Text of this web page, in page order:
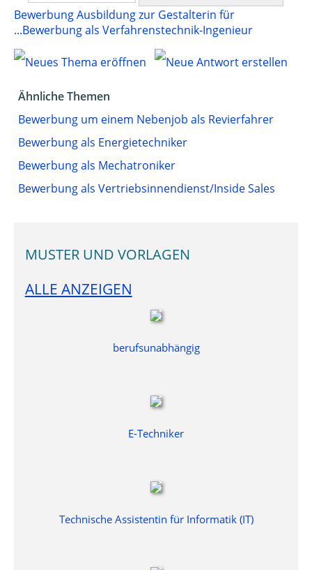
Bewerbung Ausbildung zur Gestalterin für
...Bewerbung als Verfahrenstechnik-Ingenieur
Ähnliche Themen
Bewerbung um einem Nebenjob als Revierfahrer
Bewerbung als Energietechniker
Bewerbung als Mechatroniker
Bewerbung als Vertriebsinnendienst/Inside Sales
MUSTER UND VORLAGEN
ALLE ANZEIGEN
berufsunabhängig
E-Techniker
Technische Assistentin für Informatik (IT)